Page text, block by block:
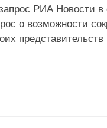
РИА Новости
о возможности